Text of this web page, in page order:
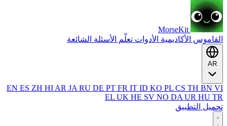
MorseKit
القاموس الأكاديمية الأدوات تعلّم الأسئلة الشائعة
AR
EN ES ZH HI AR JA RU DE PT FR IT ID KO PL CS TH BN VI
EL UK HE SV NO DA UR HU TR
تحميل التطبيق